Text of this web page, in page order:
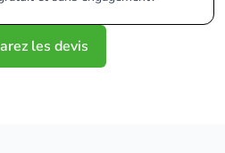
les devis